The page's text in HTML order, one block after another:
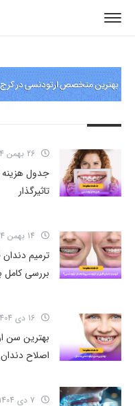
جدول هزینه
تاثیرگذار
ترمیم دندان
بررسی کامل
بهترین سن
اصلاح